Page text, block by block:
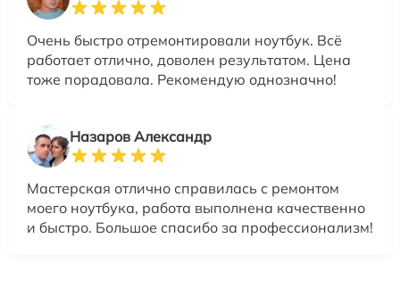
Очень быстро отремонтировали ноутбук. Всё
работает отлично, доволен результатом. Цена
тоже порадовала. Рекомендую однозначно!
Назаров Александр
Мастерская отлично справилась с ремонтом
моего ноутбука, работа выполнена качественно
и быстро. Большое спасибо за профессионализм!